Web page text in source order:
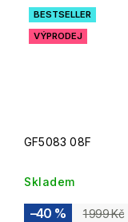
BESTSELLER
VÝPRODEJ
GF5083 08F
Skladem
1 999 Kč
–40 %